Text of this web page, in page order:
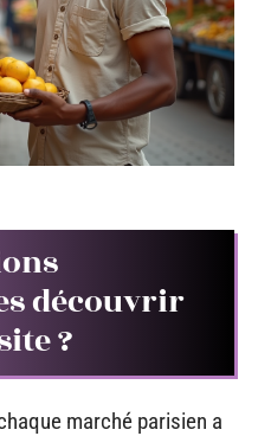
découvrir
?
marché parisien a